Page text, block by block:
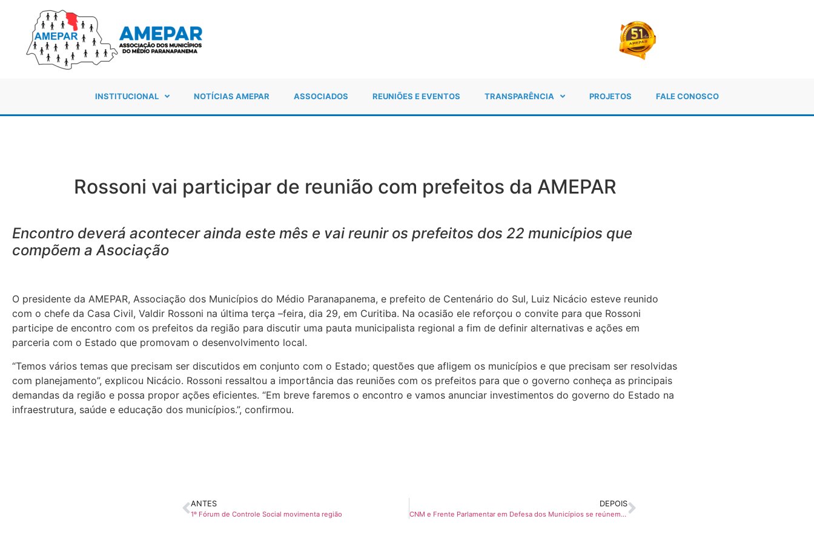
INSTITUCIONAL NOTÍCIAS AMEPAR ASSOCIADOS REUNIÕES E EVENTOS TRANSPARÊNCIA PROJETOS FALE CONOSCO
Rossoni vai participar de reunião com prefeitos da AMEPAR
Encontro deverá acontecer ainda este mês e vai reunir os prefeitos dos 22 municípios que
compõem a Asociação
O presidente da AMEPAR, Associação dos Municípios do Médio Paranapanema, e prefeito de Centenário do Sul, Luiz Nicácio esteve reunido
com o chefe da Casa Civil, Valdir Rossoni na última terça –feira, dia 29, em Curitiba. Na ocasião ele reforçou o convite para que Rossoni
participe de encontro com os prefeitos da região para discutir uma pauta municipalista regional a fim de definir alternativas e ações em
parceria com o Estado que promovam o desenvolvimento local.
“Temos vários temas que precisam ser discutidos em conjunto com o Estado; questões que afligem os municípios e que precisam ser resolvidas
com planejamento”, explicou Nicácio. Rossoni ressaltou a importância das reuniões com os prefeitos para que o governo conheça as principais
demandas da região e possa propor ações eficientes. “Em breve faremos o encontro e vamos anunciar investimentos do governo do Estado na
infraestrutura, saúde e educação dos municípios.”, confirmou.
ANTES
1º Fórum de Controle Social movimenta região
DEPOIS
CNM e Frente Parlamentar em Defesa dos Municípios se reúnem com deputados do PR